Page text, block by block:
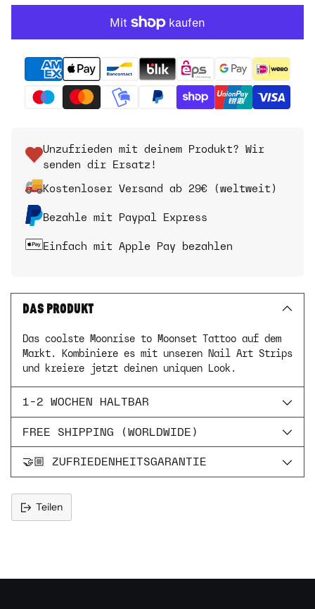
Unzufrieden mit deinem Produkt? Wir
senden dir Ersatz!
Kostenloser Versand ab 29€ (weltweit)
Bezahle mit Paypal Express
Einfach mit Apple Pay bezahlen
DAS PRODUKT
Das coolste Moonrise to Moonset Tattoo auf dem
Markt. Kombiniere es mit unseren Nail Art Strips
und kreiere jetzt deinen uniquen Look.
1-2 WOCHEN HALTBAR
FREE SHIPPING (WORLDWIDE)
🤝🏼 ZUFRIEDENHEITSGARANTIE
Teilen